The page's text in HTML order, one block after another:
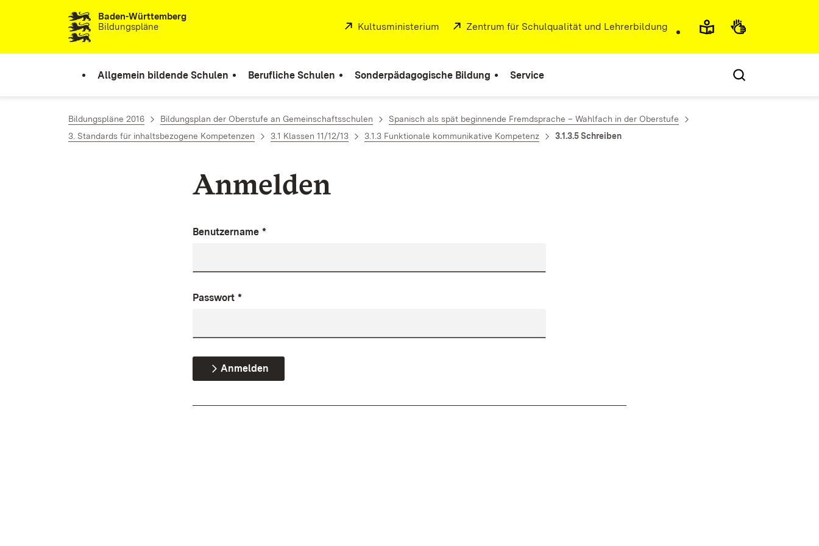
Zum Inhalt springenBaden-Württemberg
Bildungspläne
Extern:
Kultusministerium (Öffnet in neuem Fenster)
Extern:
Zentrum für Schulqualität und Lehrerbildung
Allgemein bildende Schulen Berufliche Schulen Sonderpädagogische Bildung Service
Bildungspläne 2016 Bildungsplan der Oberstufe an Gemeinschaftsschulen
Spanisch als spät beginnende Fremdsprache – Wahlfach in der Oberstufe
3. Standards für inhaltsbezogene Kompetenzen
3.1 Klassen 11/12/13 3.1.3 Funktionale kommunikative Kompetenz 3.1.3.5 Schreiben
Anmelden
Benutzername *
Passwort *
Anmelden